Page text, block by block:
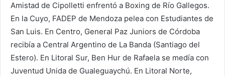
Amistad de Cipolletti enfrentó a Boxing de Río Gallegos.
En la Cuyo, FADEP de Mendoza pelea con Estudiantes de
San Luis. En Centro, General Paz Juniors de Córdoba
recibía a Central Argentino de La Banda (Santiago del
Estero). En Litoral Sur, Ben Hur de Rafaela se medía con
Juventud Unida de Gualeguaychú. En Litoral Norte,